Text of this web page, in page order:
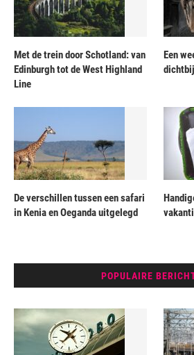
Met de trein door Schotland: van
Edinburgh tot de West Highland
Line
Een
De verschillen tussen een safari
in Kenia en Oeganda uitgelegd
POPULAIRE